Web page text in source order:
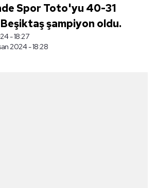
Spor Toto'yu 40-31
şampiyon oldu.
- 18:27
2024 - 18:28